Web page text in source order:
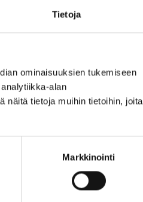
Tietoja
ominaisuuksien tukemiseen
alan
näitä tietoja muihin tietoihin, joita
Markkinointi